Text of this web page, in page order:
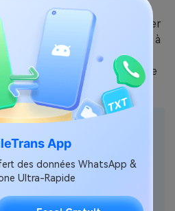
App
des données WhatsApp &
Ultra-Rapide
chats WhatsApp. Il s'agit
bricolage qui peut vous aider
directement d'un téléphone à
WhatsApp dédiée, vous
effectuer une sauvegarde
également.
de WhatsApp
divers appareils en un 1